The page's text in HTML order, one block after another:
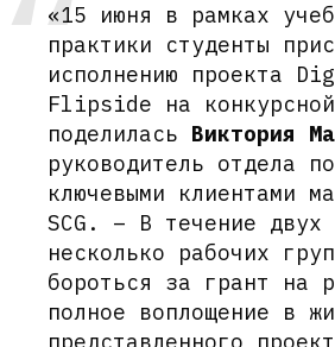
«15 июня в рамках
практики студенты
исполнению проекта
Flipside на
поделилась Виктория
руководитель отдела
ключевыми клиентами
SCG. – В течение двух
несколько рабочих
бороться за грант на
полное воплощение в